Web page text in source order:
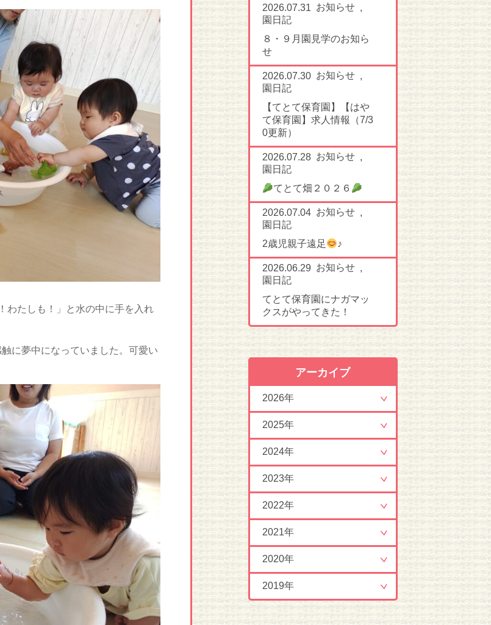
わたしも！」と水の中に手を入れ
に夢中になっていました。可愛い
2026.07.31 お知らせ ,
園日記
８・９月園見学のお知ら
せ
2026.07.30 お知らせ ,
園日記
【てとて保育園】【はや
て保育園】求人情報（7/3
0更新）
2026.07.28 お知らせ ,
園日記
てとて畑２０２６
2026.07.04 お知らせ ,
園日記
2歳児親子遠足
♪
2026.06.29 お知らせ ,
園日記
てとて保育園にナガマッ
クスがやってきた！
アーカイブ
2026年
2025年
2024年
2023年
2022年
2021年
2020年
2019年